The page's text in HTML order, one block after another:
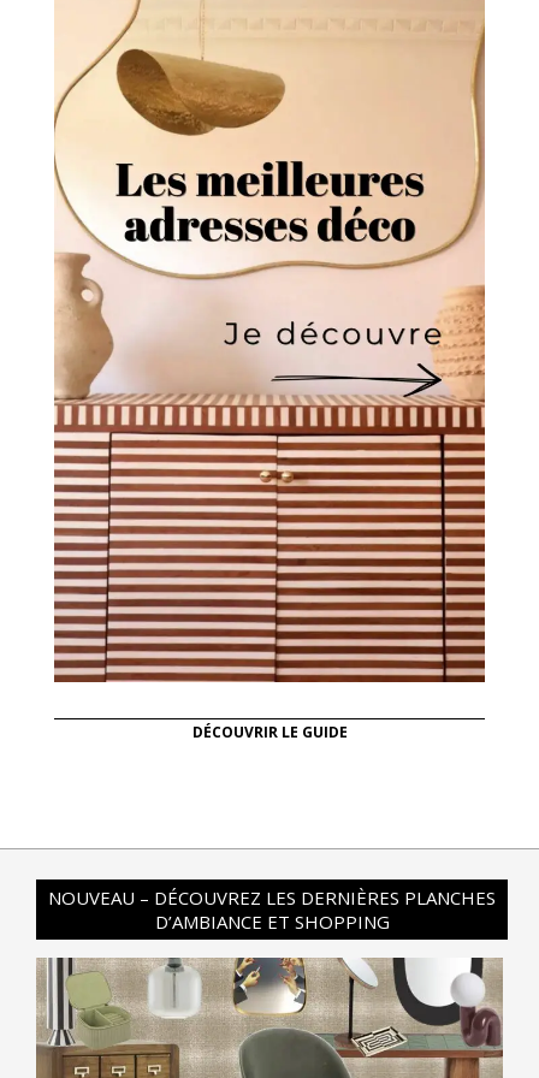
DÉCOUVRIR LE GUIDE
NOUVEAU – DÉCOUVREZ LES DERNIÈRES PLANCHES
D’AMBIANCE ET SHOPPING